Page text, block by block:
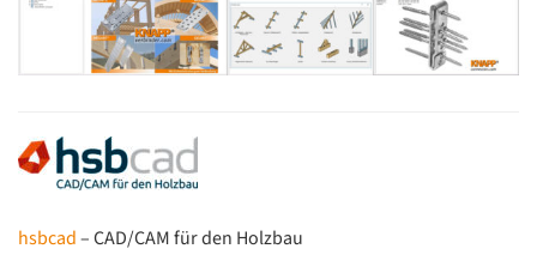
hsbcad– CAD/CAM für den Holzbau